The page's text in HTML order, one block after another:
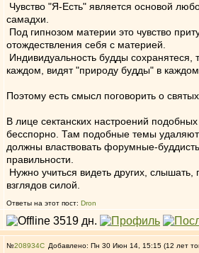
Чувство "Я-Есть" является основой
самадхи.
Под гипнозом материи это чувство
отождествления себя с материей.
Индивидуальность будды
каждом, видят "природу будды" в
Поэтому есть смысл поговорить о
В лице сектанских настроений
бесспорно. Там подобные темы
должны властвовать форумные-
правильности.
Нужно учиться видеть других,
взглядов силой.
Ответы на этот пост: Dron
№208934 Добавлено: Пн 30 Июн 14, 15:15 (12 лет